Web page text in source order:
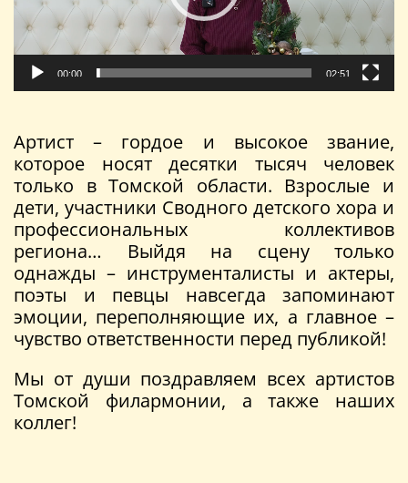
00:00 02:51
Артист – гордое и высокое звание,
которое носят десятки тысяч человек
только в Томской области. Взрослые и
дети, участники Сводного детского хора и
профессиональных коллективов
региона… Выйдя на сцену только
однажды – инструменталисты и актеры,
поэты и певцы навсегда запоминают
эмоции, переполняющие их, а главное –
чувство ответственности перед публикой!
Мы от души поздравляем всех артистов
Томской филармонии, а также наших
коллег!